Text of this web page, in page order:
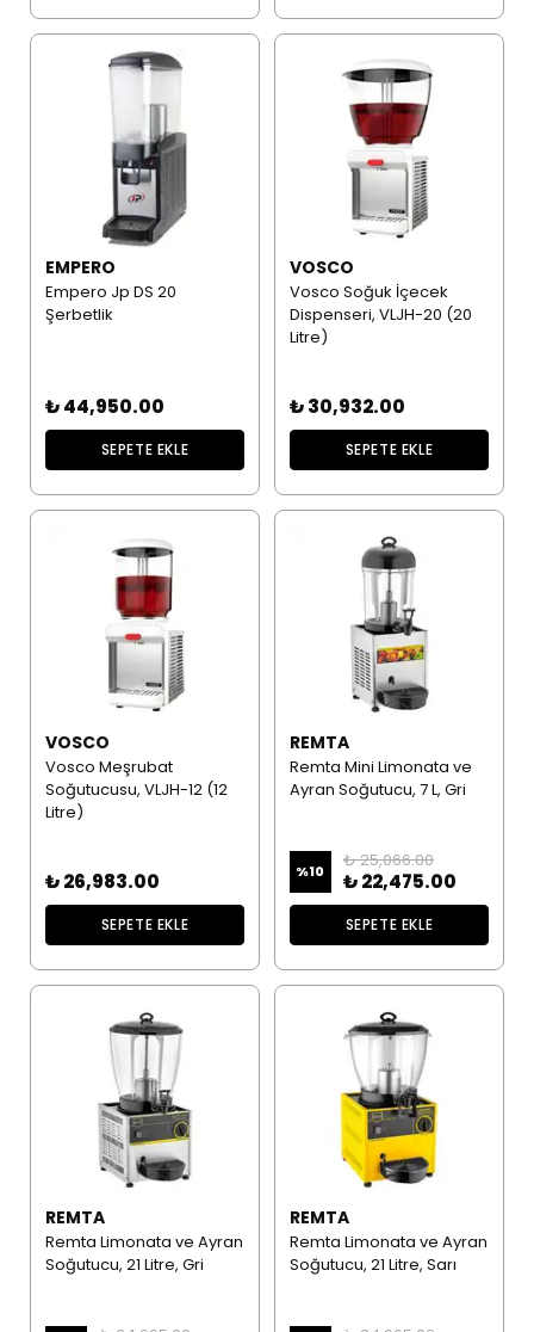
EMPERO
Empero Jp DS 20
Şerbetlik
₺ 44,950.00
SEPETE EKLE
VOSCO
Vosco Soğuk İçecek
Dispenseri, VLJH-20 (20
Litre)
₺ 30,932.00
SEPETE EKLE
VOSCO
Vosco Meşrubat
Soğutucusu, VLJH-12 (12
Litre)
₺ 26,983.00
SEPETE EKLE
REMTA
Remta Mini Limonata ve
Ayran Soğutucu, 7 L, Gri
%10
₺ 25,066.00
₺ 22,475.00
SEPETE EKLE
REMTA
Remta Limonata ve Ayran
Soğutucu, 21 Litre, Gri
REMTA
Remta Limonata ve Ayran
Soğutucu, 21 Litre, Sarı